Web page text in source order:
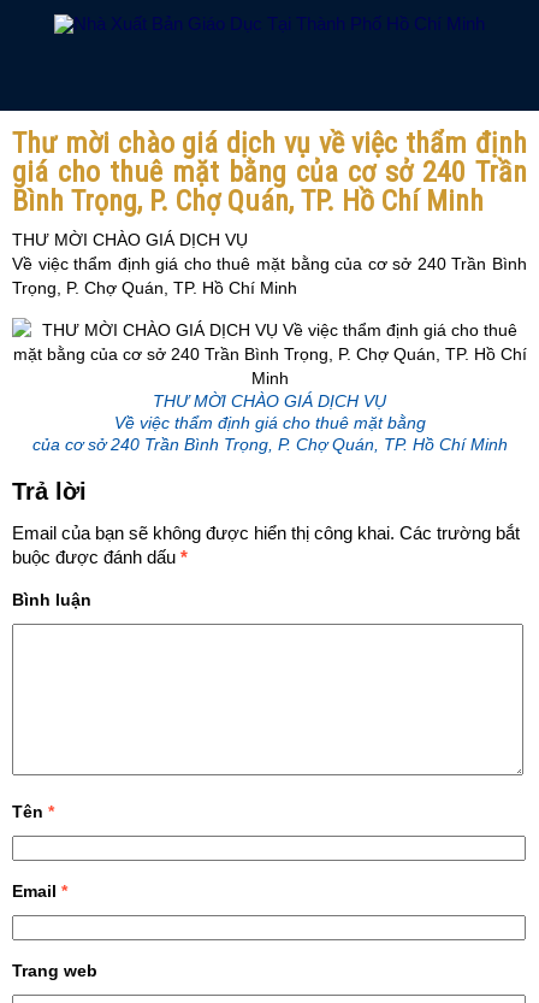
Thư mời chào giá dịch vụ về việc thẩm định
giá cho thuê mặt bằng của cơ sở 240 Trần
Bình Trọng, P. Chợ Quán, TP. Hồ Chí Minh
THƯ MỜI CHÀO GIÁ DỊCH VỤ
Về việc thẩm định giá cho thuê mặt bằng của cơ sở 240 Trần Bình
Trọng, P. Chợ Quán, TP. Hồ Chí Minh
THƯ MỜI CHÀO GIÁ DỊCH VỤ
Về việc thẩm định giá cho thuê mặt bằng
của cơ sở 240 Trần Bình Trọng, P. Chợ Quán, TP. Hồ Chí Minh
Trả lời
Email của bạn sẽ không được hiển thị công khai. Các trường bắt
buộc được đánh dấu *
Bình luận
Tên *
Email *
Trang web